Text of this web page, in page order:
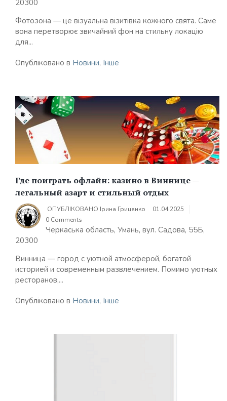
20300
Фотозона — це візуальна візитівка кожного свята. Саме
вона перетворює звичайний фон на стильну локацію
для...
Опубліковано в Новини, Інше
Где поиграть офлайн: казино в Виннице —
легальный азарт и стильный отдых
ОПУБЛІКОВАНО Ірина Гриценко
01.04.2025
0 Comments
Черкаська область, Умань, вул. Садова, 55Б,
20300
Винница — город с уютной атмосферой, богатой
историей и современным развлечением. Помимо уютных
ресторанов,...
Опубліковано в Новини, Інше